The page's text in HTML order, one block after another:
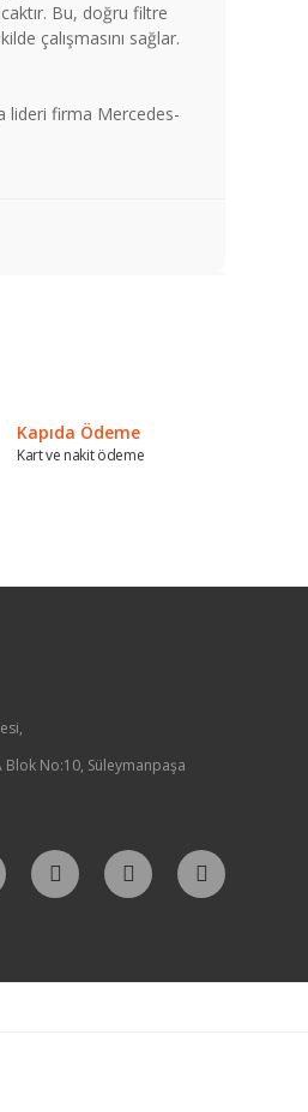
Bu, doğru filtre
çalışmasını sağlar.
lideri firma Mercedes-
Kapıda Ödeme
Kart ve nakit ödeme
Blok No:10, Süleymanpaşa